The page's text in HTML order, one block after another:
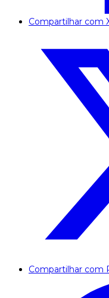
Compartilhar com
Compartilhar com